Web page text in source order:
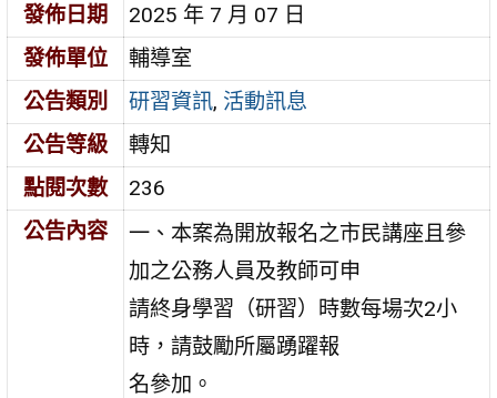
發佈日期
2025 年 7 月 07 日
發佈單位
輔導室
公告類別
研習資訊, 活動訊息
公告等級
轉知
點閱次數
236
公告內容
一、本案為開放報名之市民講座且參
加之公務人員及教師可申
請終身學習（研習）時數每場次2小
時，請鼓勵所屬踴躍報
名參加。